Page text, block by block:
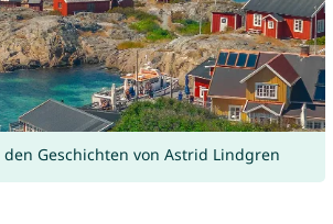
den Geschichten von Astrid Lindgren